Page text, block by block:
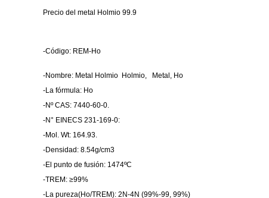
Precio del metal Holmio 99.9
-Código: REM-Ho
-Nombre: Metal Holmio Holmio, Metal, Ho
-La fórmula: Ho
-Nº CAS: 7440-60-0.
-N° EINECS 231-169-0:
-Mol. Wt: 164.93.
-Densidad: 8.54g/cm3
-El punto de fusión: 1474ºC
-TREM: ≥99%
-La pureza(Ho/TREM): 2N-4N (99%-99, 99%)